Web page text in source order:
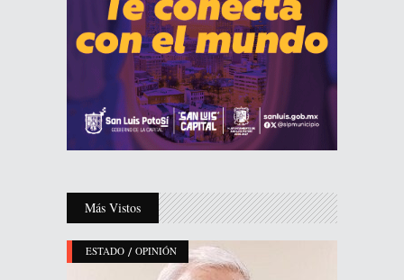
Más Vistos
ESTADO / OPINIÓN